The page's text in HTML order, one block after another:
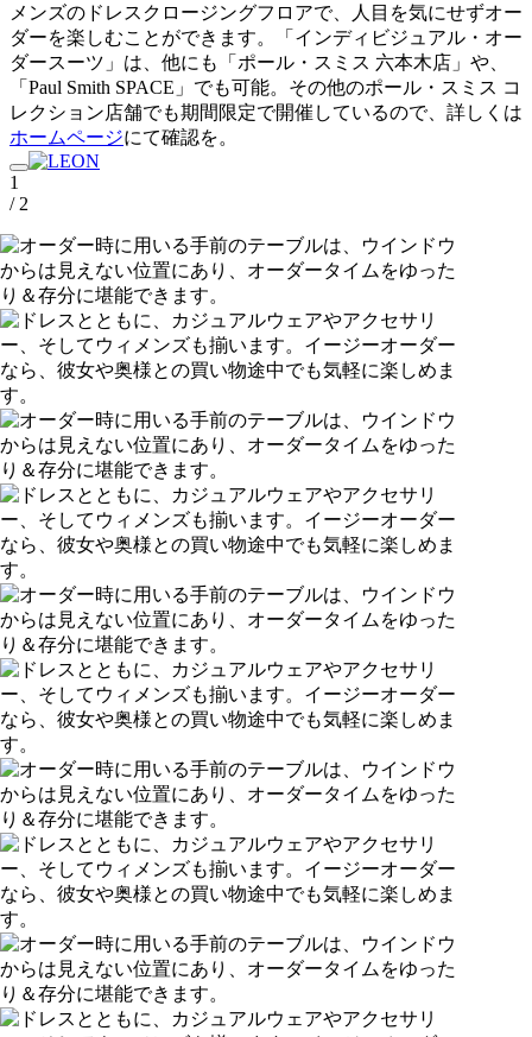
メンズのドレスクロージングフロアで、人目を気にせずオー
ダーを楽しむことができます。「インディビジュアル・オー
ダースーツ」は、他にも「ポール・スミス 六本木店」や、
「Paul Smith SPACE」でも可能。その他のポール・スミス コ
レクション店舗でも期間限定で開催しているので、詳しくは
ホームページにて確認を。
1
/ 2